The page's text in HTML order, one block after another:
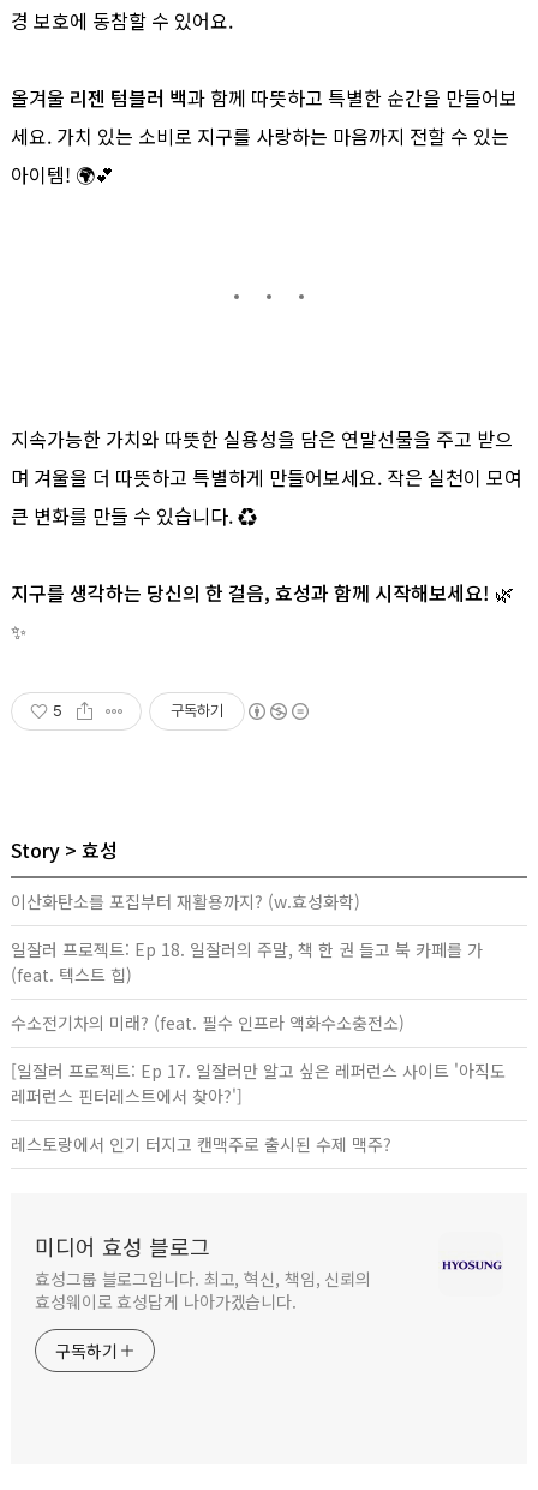
경 보호에 동참할 수 있어요.
올겨울 리젠 텀블러 백과 함께 따뜻하고 특별한 순간을 만들어보
세요. 가치 있는 소비로 지구를 사랑하는 마음까지 전할 수 있는
아이템! 🌍💕
지속가능한 가치와 따뜻한 실용성을 담은 연말선물을 주고 받으
며 겨울을 더 따뜻하고 특별하게 만들어보세요. 작은 실천이 모여
큰 변화를 만들 수 있습니다. ♻️
지구를 생각하는 당신의 한 걸음, 효성과 함께 시작해보세요! 🌿
✨
5 구독하기
Story 효성
이산화탄소를 포집부터 재활용까지? (w.효성화학)
일잘러 프로젝트: Ep 18. 일잘러의 주말, 책 한 권 들고 북 카페를 가
(feat. 텍스트 힙)
수소전기차의 미래? (feat. 필수 인프라 액화수소충전소)
[일잘러 프로젝트: Ep 17. 일잘러만 알고 싶은 레퍼런스 사이트 '아직도
레퍼런스 핀터레스트에서 찾아?']
레스토랑에서 인기 터지고 캔맥주로 출시된 수제 맥주?
미디어 효성 블로그
효성그룹 블로그입니다. 최고, 혁신, 책임, 신뢰의
효성웨이로 효성답게 나아가겠습니다.
구독하기